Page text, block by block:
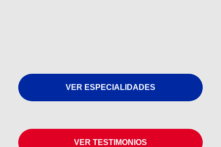
VER ESPECIALIDADES
VER TESTIMONIOS